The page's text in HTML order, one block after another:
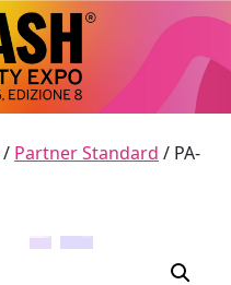
/ Partner Standard / PA-